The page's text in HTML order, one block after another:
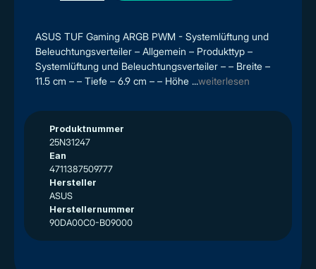
ASUS TUF Gaming ARGB PWM - Systemlüftung und
Beleuchtungsverteiler – Allgemein – Produkttyp –
Systemlüftung und Beleuchtungsverteiler – – Breite –
11.5 cm – – Tiefe – 6.9 cm – – Höhe ...weiterlesen
Produktnummer
25N31247
Ean
4711387509777
Hersteller
ASUS
Herstellernummer
90DA00C0-B09000